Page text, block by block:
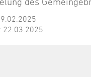
22.03.2025